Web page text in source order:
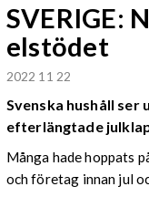
SVERIGE:
elstödet
2022 11 22
Svenska hushåll
efterlängtade
Många hade hoppats
och företag innan jul